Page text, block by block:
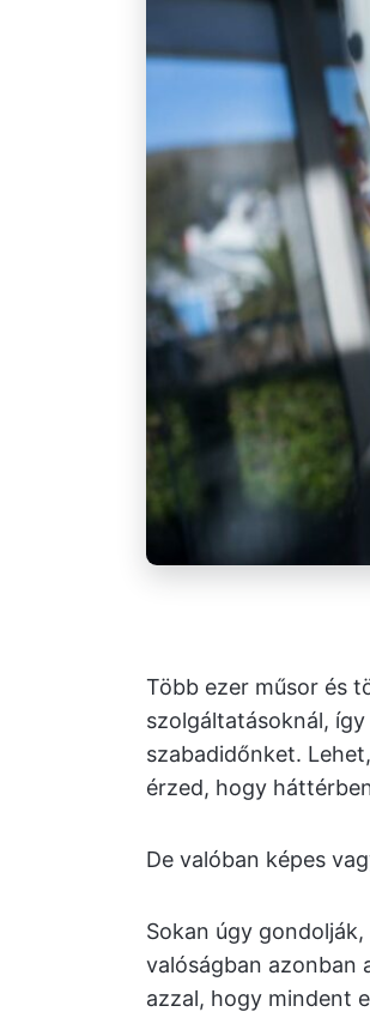
Több ezer műsor és
szolgáltatásoknál,
szabadidőnket.
érzed, hogy
De valóban képes
Sokan úgy
valóságban azonban
azzal, hogy mindent